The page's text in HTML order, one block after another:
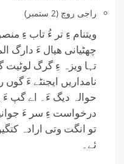
راجی روچ (2 ستمبر)
ویتنام ءِ تر ءُ تاب ءِ
چھٹیانی ھیال ءَ دارگ
تہا ویزہ ءِ گرگ لوٹیت
نامداریں ایجنٹے ءَ
حوالہ دیگ ءَ۔ اے گپ ءَ
درخواست ءِ سر ءَ
تو انگت وتی ارادہ
ئے۔